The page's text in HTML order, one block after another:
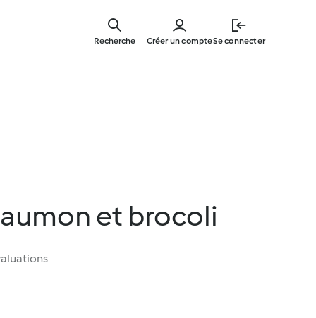
main
Créer un compteSe connecter
Recherche
et brocoli